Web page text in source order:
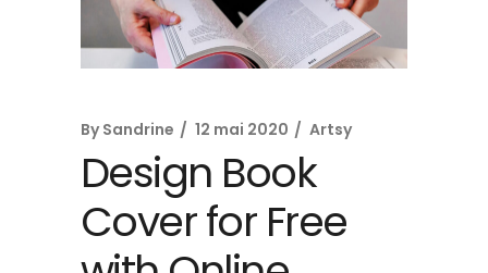
By Sandrine 12 mai 2020 Artsy
Design Book
Cover for Free